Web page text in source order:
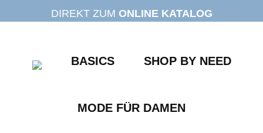
Inhalt
DIREKT ZUM ONLINE KATALOG
BASICS SHOP BY NEED
MODE FÜR DAMEN